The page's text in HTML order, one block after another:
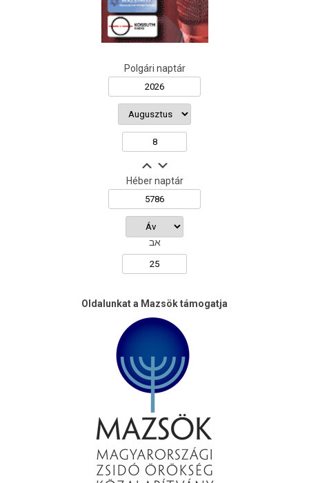
Polgári naptár
Héber naptár
אב
Oldalunkat a Mazsök támogatja